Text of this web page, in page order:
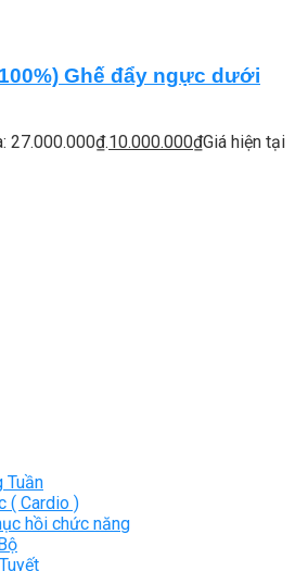
Ghế đẩy ngực dưới
27.000.000₫.10.000.000₫Giá hiện tại
Tuần
( Cardio )
hồi chức năng